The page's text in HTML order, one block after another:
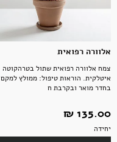
אלוורה רפואית
צמח אלוורה רפואית שתול בטרהקוטה
איטלקית. הוראות טיפול: ממולץ למקם
בחדר מואר ובקרבת ח
135.00 ‏₪
יחידה